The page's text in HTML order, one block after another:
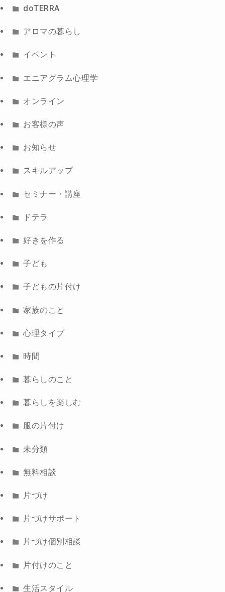
doTERRA
アロマの暮らし
イベント
エニアグラム心理学
オンライン
お客様の声
お知らせ
スキルアップ
セミナー・講座
ドテラ
好きを作る
子ども
子どもの片付け
家族のこと
心理タイプ
時間
暮らしのこと
暮らしを楽しむ
服の片付け
未分類
無料相談
片づけ
片づけサポート
片づけ個別相談
片付けのこと
生活スタイル